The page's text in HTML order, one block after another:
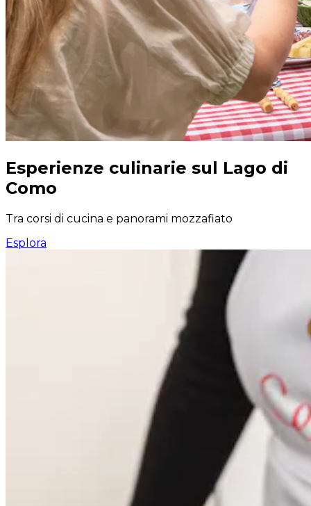
Esperienze culinarie sul Lago di
Como
Tra corsi di cucina e panorami mozzafiato
Esplora